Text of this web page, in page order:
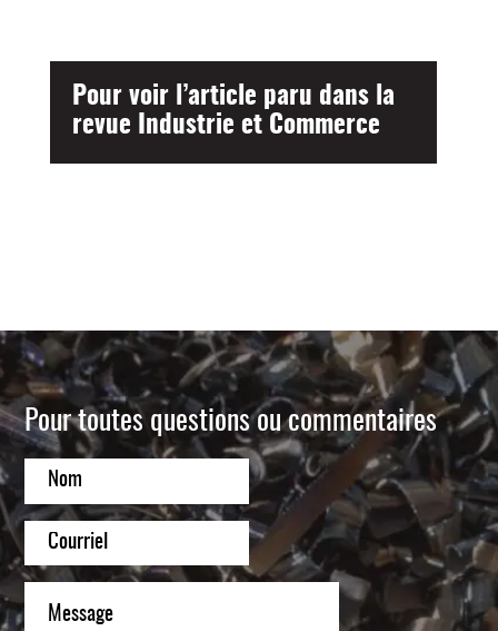
Pour voir l’article paru dans la
revue Industrie et Commerce
Pour toutes questions ou commentaires